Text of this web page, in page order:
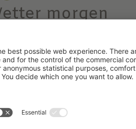
morgen
lösen sich auf und die
Entwicklung
entstehen größere
Sonne, Wolken und ein
zu.Am Mittwoch gibt es viel